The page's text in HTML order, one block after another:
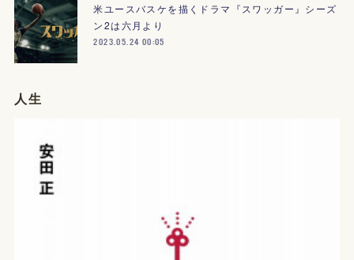
米ユースバスケを描くドラマ『スワッガー』シーズ
ン2は六月より
2023.05.24 00:05
人生